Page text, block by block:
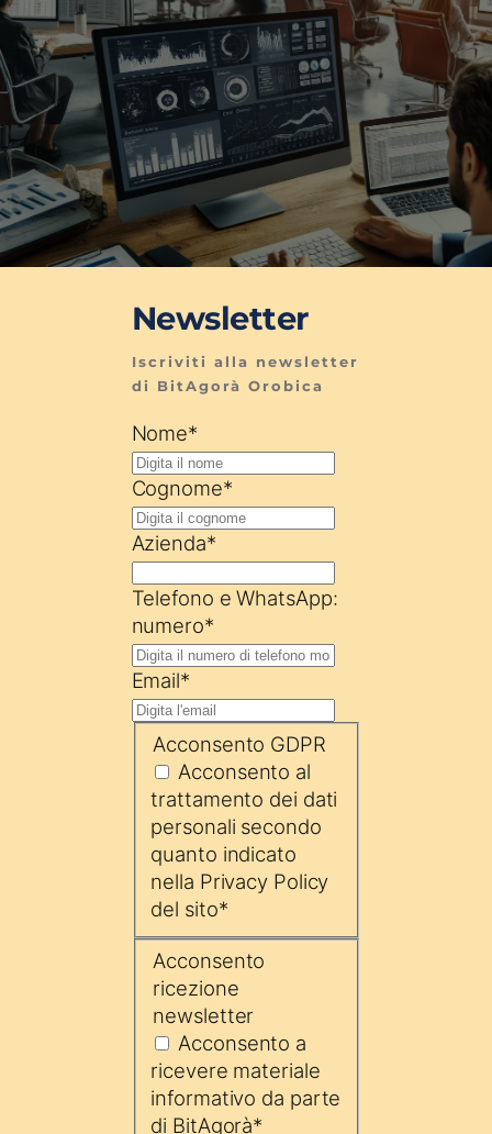
Newsletter
Iscriviti alla newsletter
di BitAgorà Orobica
Nome*
Cognome*
Azienda*
Telefono e WhatsApp:
numero*
Email*
Acconsento GDPR
Acconsento al
trattamento dei dati
personali secondo
quanto indicato
nella Privacy Policy
del sito*
Acconsento
ricezione
newsletter
Acconsento a
ricevere materiale
informativo da parte
di BitAgorà*